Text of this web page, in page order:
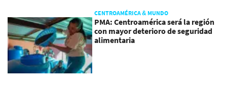
CENTROAMÉRICA & MUNDO
PMA: Centroamérica será la región
con mayor deterioro de seguridad
alimentaria